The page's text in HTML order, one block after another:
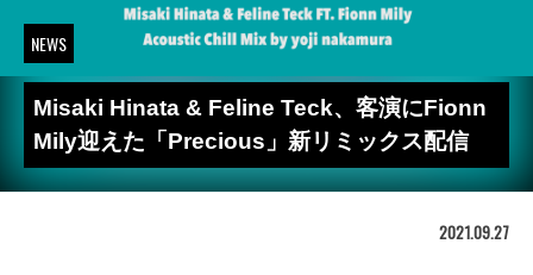
NEWS
Misaki Hinata & Feline Teck、客演にFionn
Mily迎えた「Precious」新リミックス配信
2021.09.27